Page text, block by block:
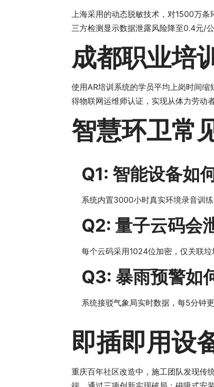
上海采用的动态脱敏技术，对1500万
三方检测显示数据泄露风险降至0.4元/公
成都职业培
使用AR培训系统的学员平均上岗时间
得物联网运维师认证，实现从体力劳动
智慧环卫常
Q1: 智能设备如
系统内置3000小时真实环境录音训
Q2: 量子云码会
每个云码采用1024位加密，仅关联
Q3: 暴雨预警如
系统接驳气象局实时数据，每5分钟
即插即用设
重庆百年社区改造中，施工团队发现传